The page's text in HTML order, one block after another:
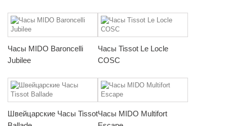
Часы MIDO Baroncelli
Jubilee
Часы Tissot Le Locle
COSC
Швейцарские Часы TissotЧасы MIDO Multifort